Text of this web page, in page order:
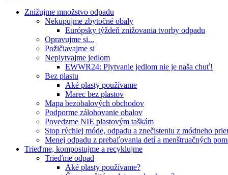
Znižujme množstvo odpadu
Nekupujme zbytočné obaly
Európsky týždeň znižovania tvorby odpadu
Opravujme si...
Požičiavajme si
Neplytvajme jedlom
EWWR24: Plytvanie jedlom nie je naša chuť!
Bez plastu
Aké plasty používame
Marec bez plastov
Mapa bezobalových obchodov
Podporme zálohovanie obalov
Povedzme NIE plastovým taškám
Stop rýchlej móde, odpadu a znečisteniu z módneho
Menej odpadu z prebaľovania detí a menštruačných
Trieďme, kompostujme a recyklujme
Trieďme odpad
Aké plasty používame?